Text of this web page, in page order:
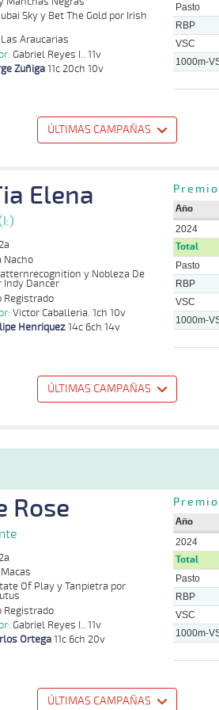
Sky y Bet The Gold por Irish
Las Araucarias
Gabriel Reyes I.. 11v
Zuñiga11c 20ch 10v
Pasto
RBP
VSC
1000m-
ÚLTIMAS CAMPAÑAS
3 3,7 Cond.
Jorge
Zuñiga
6 1/2
Gustavo
Aros
5 3/4
Jorge
Zuñiga
3/4 4,9
Jorge
Zuñiga
14
Benjamin
Sancho
Elena
Nacho
y Nobleza De
Indy Dancer
Registrado
Victor Caballeria. 1ch 10v
Henriquez14c 6ch 14v
Año
2024
Total
Pasto
RBP
VSC
1000m-
ÚLTIMAS CAMPAÑAS
3 1/2 10,3 Cond. 5º 490k/55k
Zuñiga
16 1/4
Tomas
Seith
Rose
Of Play y Tanpietra por
Registrado
Gabriel Reyes I.. 11v
Ortega11c 6ch 20v
Año
2024
Total
Pasto
RBP
VSC
1000m-
ÚLTIMAS CAMPAÑAS